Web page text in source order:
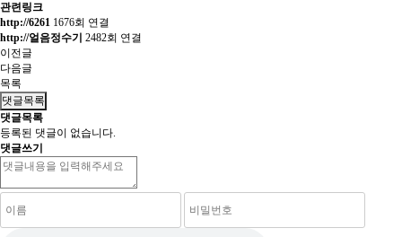
관련링크
http://6261 1676회 연결
http://얼음정수기 2482회 연결
이전글
다음글
목록
댓글목록
댓글목록
등록된 댓글이 없습니다.
댓글쓰기